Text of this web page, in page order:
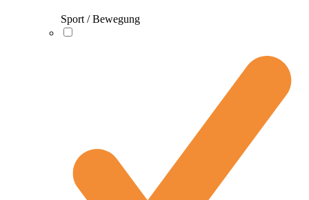
Sport / Bewegung